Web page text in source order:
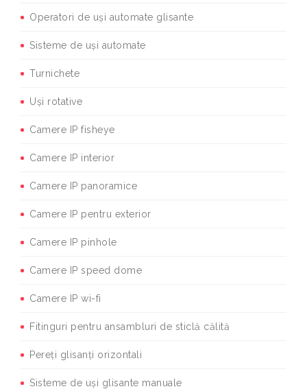
Operatori de uși automate glisante
Sisteme de uși automate
Turnichete
Uși rotative
Camere IP fisheye
Camere IP interior
Camere IP panoramice
Camere IP pentru exterior
Camere IP pinhole
Camere IP speed dome
Camere IP wi-fi
Fitinguri pentru ansambluri de sticlă călită
Pereți glisanți orizontali
Sisteme de uși glisante manuale